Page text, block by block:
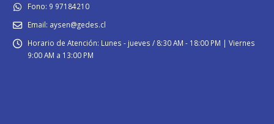
Fono: 9 97184210
Email: aysen@gedes.cl
Horario de Atención: Lunes - jueves / 8:30 AM - 18:00 PM | Viernes
9:00 AM a 13:00 PM